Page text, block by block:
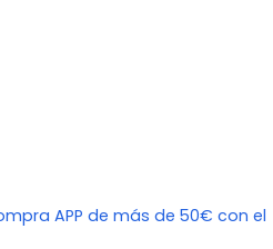
APP de más de 50€ con el